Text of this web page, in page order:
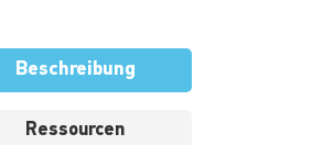
Beschreibung
Ressourcen